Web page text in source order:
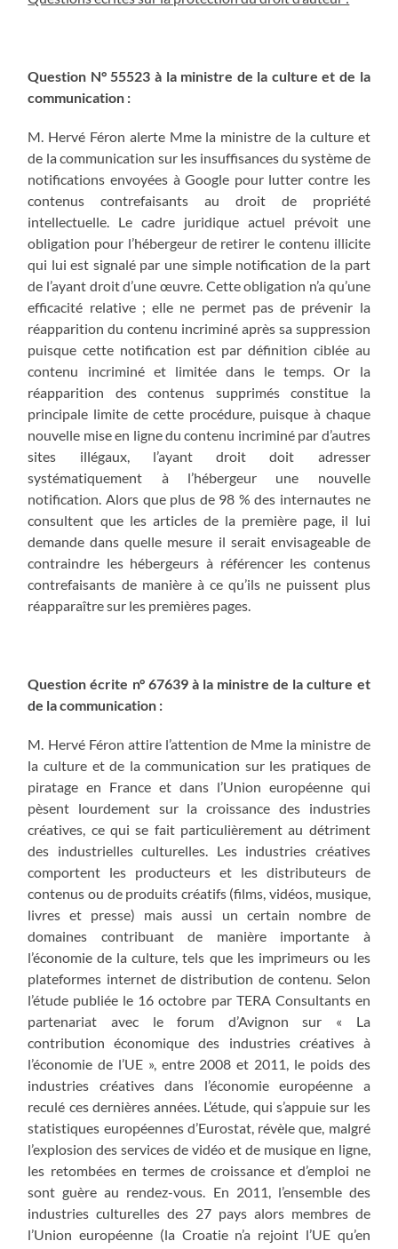
Question N° 55523 à la ministre de la culture et de la
communication :
M. Hervé Féron alerte Mme la ministre de la culture et
de la communication sur les insuffisances du système de
notifications envoyées à Google pour lutter contre les
contenus contrefaisants au droit de propriété
intellectuelle. Le cadre juridique actuel prévoit une
obligation pour l’hébergeur de retirer le contenu illicite
qui lui est signalé par une simple notification de la part
de l’ayant droit d’une œuvre. Cette obligation n’a qu’une
efficacité relative ; elle ne permet pas de prévenir la
réapparition du contenu incriminé après sa suppression
puisque cette notification est par définition ciblée au
contenu incriminé et limitée dans le temps. Or la
réapparition des contenus supprimés constitue la
principale limite de cette procédure, puisque à chaque
nouvelle mise en ligne du contenu incriminé par d’autres
sites illégaux, l’ayant droit doit adresser
systématiquement à l’hébergeur une nouvelle
notification. Alors que plus de 98 % des internautes ne
consultent que les articles de la première page, il lui
demande dans quelle mesure il serait envisageable de
contraindre les hébergeurs à référencer les contenus
contrefaisants de manière à ce qu’ils ne puissent plus
réapparaître sur les premières pages.
Question écrite n° 67639 à la ministre de la culture et
de la communication :
M. Hervé Féron attire l’attention de Mme la ministre de
la culture et de la communication sur les pratiques de
piratage en France et dans l’Union européenne qui
pèsent lourdement sur la croissance des industries
créatives, ce qui se fait particulièrement au détriment
des industrielles culturelles. Les industries créatives
comportent les producteurs et les distributeurs de
contenus ou de produits créatifs (films, vidéos, musique,
livres et presse) mais aussi un certain nombre de
domaines contribuant de manière importante à
l’économie de la culture, tels que les imprimeurs ou les
plateformes internet de distribution de contenu. Selon
l’étude publiée le 16 octobre par TERA Consultants en
partenariat avec le forum d’Avignon sur « La
contribution économique des industries créatives à
l’économie de l’UE », entre 2008 et 2011, le poids des
industries créatives dans l’économie européenne a
reculé ces dernières années. L’étude, qui s’appuie sur les
statistiques européennes d’Eurostat, révèle que, malgré
l’explosion des services de vidéo et de musique en ligne,
les retombées en termes de croissance et d’emploi ne
sont guère au rendez-vous. En 2011, l’ensemble des
industries culturelles des 27 pays alors membres de
l’Union européenne (la Croatie n’a rejoint l’UE qu’en